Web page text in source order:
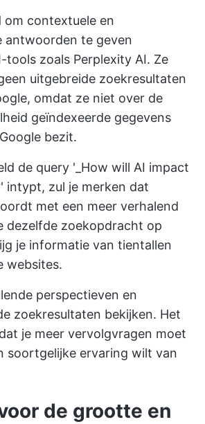
om contextuele en
antwoorden te geven
tools zoals Perplexity AI. Ze
uitgebreide zoekresultaten
omdat ze niet over de
geïndexeerde gegevens
bezit.
de query '_How will AI impact
intypt, zul je merken dat
met een meer verhalend
dezelfde zoekopdracht op
je informatie van tientallen
websites.
perspectieven en
zoekresultaten bekijken. Het
je meer vervolgvragen moet
soortgelijke ervaring wilt van
de grootte en